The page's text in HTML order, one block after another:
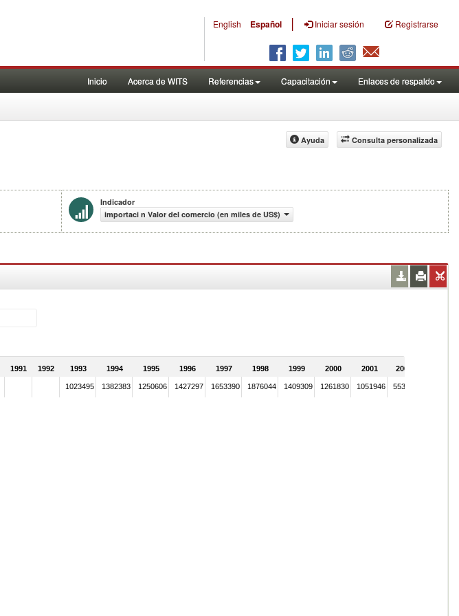
English Español | Iniciar sesión Registrarse
Inicio Acerca de WITS Referencias Capacitación Enlaces de respaldo
Consulta personalizada
Ayuda
Indicador
importaci n Valor del comercio (en miles de US$)
1991 1992 1993 1994 1995 1996 1997 1998 1999 2000 2001 2002
1023495 1382383 1250606 1427297 1653390 1876044 1409309 1261830 1051946 553553